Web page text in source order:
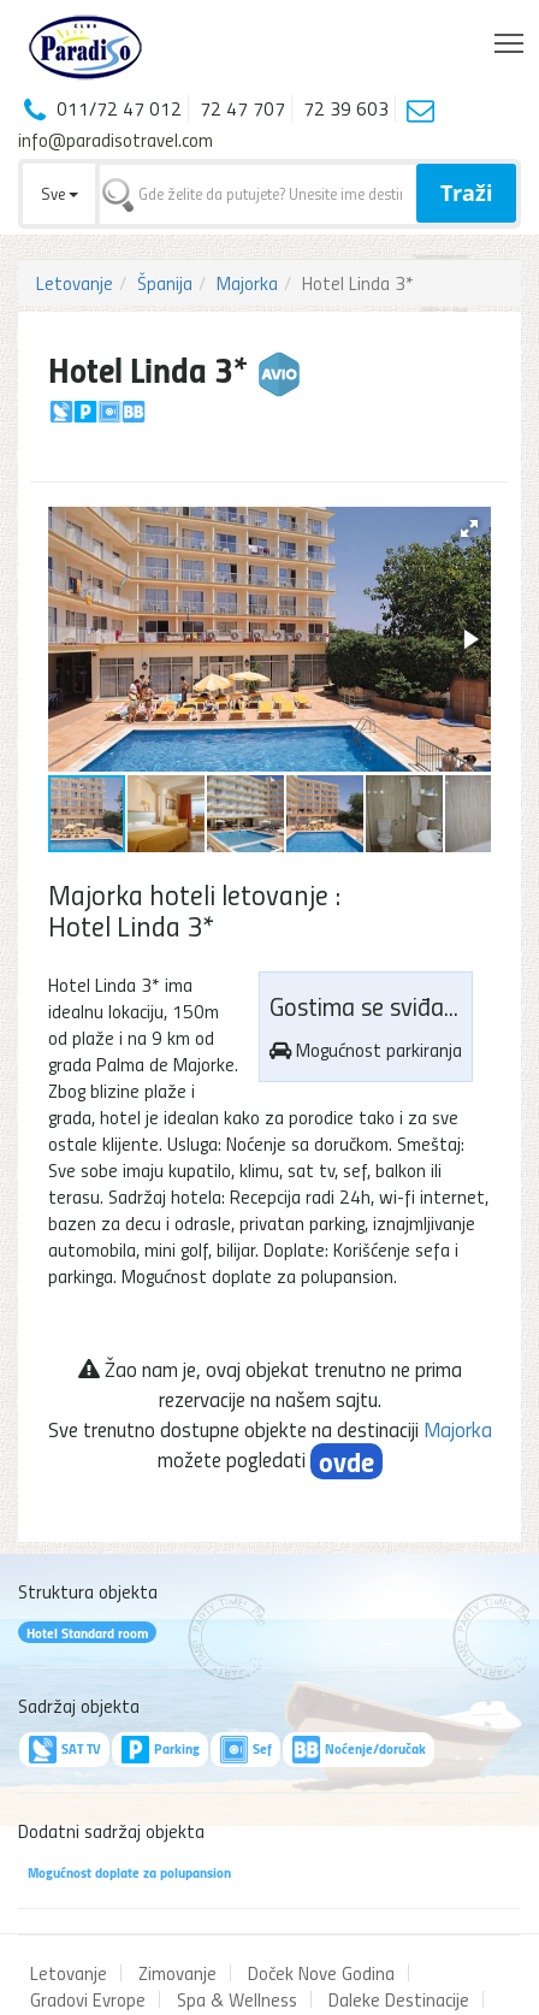
011/72 47 012 72 47 707
72 39 603
info@paradisotravel.com
Sve Traži
Letovanje Španija Majorka Hotel Linda 3*
Hotel Linda 3*
Majorka hoteli letovanje :
Hotel Linda 3*
Gostima se sviđa...
Mogućnost parkiranja
Hotel Linda 3* ima
idealnu lokaciju, 150m
od plaže i na 9 km od
grada Palma de Majorke.
Zbog blizine plaže i
grada, hotel je idealan kako za porodice tako i za sve
ostale klijente. Usluga: Noćenje sa doručkom. Smeštaj:
Sve sobe imaju kupatilo, klimu, sat tv, sef, balkon ili
terasu. Sadržaj hotela: Recepcija radi 24h, wi-fi internet,
bazen za decu i odrasle, privatan parking, iznajmljivanje
automobila, mini golf, bilijar. Doplate: Korišćenje sefa i
parkinga. Mogućnost doplate za polupansion.
Žao nam je, ovaj objekat trenutno ne prima
rezervacije na našem sajtu.
Sve trenutno dostupne objekte na destinaciji Majorka
možete pogledati ovde
Struktura objekta
Hotel Standard room
Sadržaj objekta
SAT TV Parking Sef Noćenje/doručak
Dodatni sadržaj objekta
Mogućnost doplate za polupansion
Letovanje Zimovanje
Doček Nove Godina
Gradovi Evrope
Spa & Wellness Daleke Destinacije